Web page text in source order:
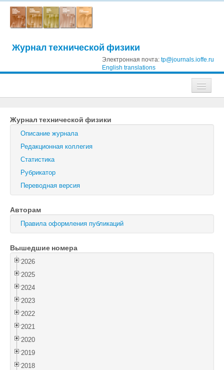
Журнал технической физики
Электронная почта: tp@journals.ioffe.ru
English translations
Журнал технической физики
Письма в Журнал технической физики
Физика твердого тела
Поиск
Журнал технической физики
Описание журнала
Редакционная коллегия
Статистика
Рубрикатор
Переводная версия
Авторам
Правила оформления публикаций
Вышедшие номера
2026
2025
2024
2023
2022
2021
2020
2019
2018